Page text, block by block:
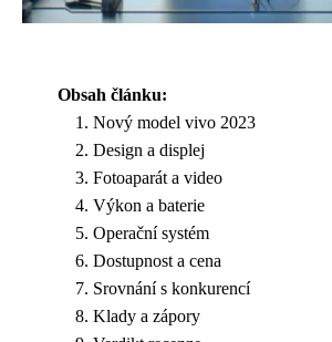
Obsah článku:
Nový model vivo 2023
Design a displej
Fotoaparát a video
Výkon a baterie
Operační systém
Dostupnost a cena
Srovnání s konkurencí
Klady a zápory